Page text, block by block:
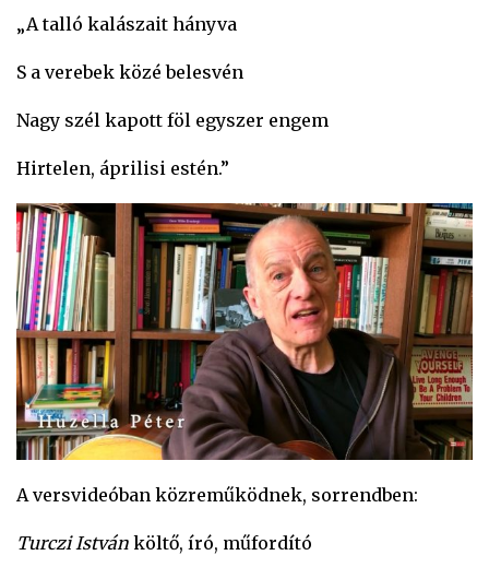
„A talló kalászait hányva
S a verebek közé belesvén
Nagy szél kapott föl egyszer engem
Hirtelen, áprilisi estén.”
A versvideóban közreműködnek, sorrendben:
Turczi István költő, író, műfordító